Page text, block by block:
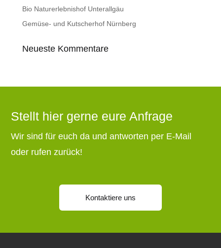
Bio Naturerlebnishof Unterallgäu
Gemüse- und Kutscherhof Nürnberg
Neueste Kommentare
Stellt hier gerne eure Anfrage
Wir sind für euch da und antworten per E-Mail
oder rufen zurück!
Kontaktiere uns